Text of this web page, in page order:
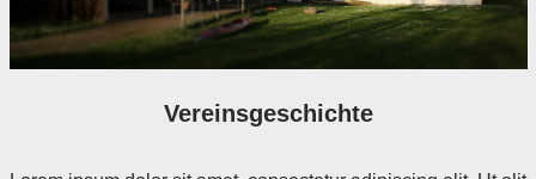
Vereinsgeschichte